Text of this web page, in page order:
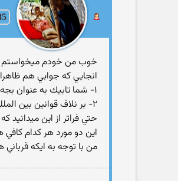
خوب من خودم ميخواستم
انجايي كه جوابي هم
١- شما تابيك به عنوان بجه با بازي داريد كه افراد ميرند و از و تجاوزهاي جنسي خود ربه كودكان با افتخار توضيح ميدن
٢- بر نلاف قوانين بين
حتي فراتر از اين
اين دو مورد هر كدام
من با توجه به ايكه